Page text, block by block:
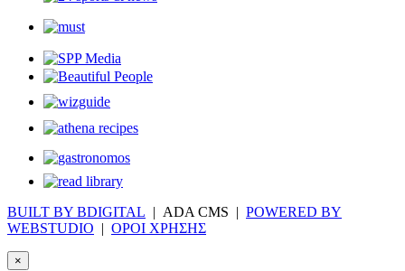
BUILT BY BDIGITAL | ADA CMS | POWERED BY
WEBSTUDIO | ΟΡΟΙ ΧΡΗΣΗΣ
×